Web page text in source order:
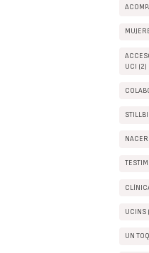
UCI (2)
NACER
UCINS
UN